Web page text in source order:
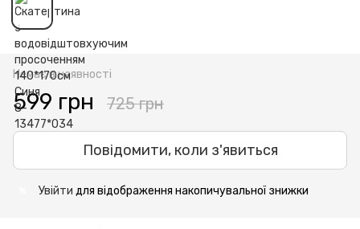
Немає в наявності
599 грн 725 грн
Повідомити, коли з'явиться
Увійти для відображення накопичувальної знижки